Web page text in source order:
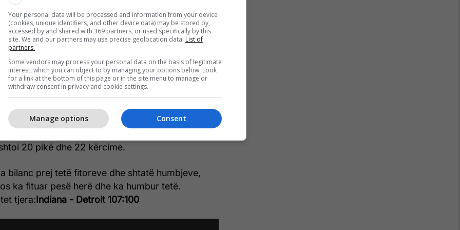
basketbollistë arritën të bëjnë “double-double”,
të mjaftueshme për të shmangur humbjen e
shënonte 23 pikë dhe pati 12 kërcime ndërsa
20 pikë dhe 22 kërcime.
bilanc prej tetë fitoreve dhe shtatë humbjeve,
ka fituar pesë herë dhe ka humbur tetë.
tjera:Indiana - Detroit 107:100
Your personal data will be processed and information from your device
(cookies, unique identifiers, and other device data) may be stored by,
accessed by and shared with 369 partners, or used specifically by this
site. We and our partners may use precise geolocation data. List of
partners.
Some vendors may process your personal data on the basis of legitimate
interest, which you can object to by managing your options below. Look
for a link at the bottom of this page or in the site menu to manage or
withdraw consent in privacy and cookie settings.
Consent
Manage options